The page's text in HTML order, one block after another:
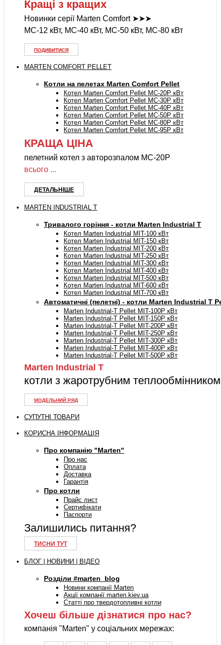
Кращі з кращих
Новинки серії Marten Comfort ➤➤➤
MC-12 кВт, MC-40 кВт, MC-50 кВт, MC-80 кВт
ПОДИВИТИСЯ
MARTEN COMFORT PELLET
Котли на пелетах Marten Comfort Pellet
Котел Marten Comfort Pellet MC-20P кВт
Котел Marten Comfort Pellet MC-30P кВт
Котел Marten Comfort Pellet MC-40P кВт
Котел Marten Comfort Pellet MC-50P кВт
Котел Marten Comfort Pellet MC-80P кВт
Котел Marten Comfort Pellet MC-95P кВт
КРАЩА ЦІНА
пелетний котел з авторозпалом MC-20P
всього ...
ДЕТАЛЬНІШЕ
MARTEN INDUSTRIAL T
Тривалого горіння - котли Marten Industrial Т
Котел Marten Industrial МIT-100 кВт
Котел Marten Industrial МIT-150 кВт
Котел Marten Industrial МIT-200 кВт
Котел Marten Industrial МIT-250 кВт
Котел Marten Industrial МIT-300 кВт
Котел Marten Industrial МIT-400 кВт
Котел Marten Industrial МIT-500 кВт
Котел Marten Industrial МIT-600 кВт
Котел Marten Industrial МIT-700 кВт
Автоматичні (пелетні) - котли Marten Industrial T
Marten Industrial-T Pellet MIT-100P кВт
Marten Industrial-T Pellet MIT-150P кВт
Marten Industrial-T Pellet MIT-200P кВт
Marten Industrial-T Pellet MIT-250P кВт
Marten Industrial-T Pellet MIT-300P кВт
Marten Industrial-T Pellet MIT-400P кВт
Marten Industrial-T Pellet MIT-500P кВт
Marten Industrial Т
котли з жаротрубним теплообмінником
МОДЕЛЬНИЙ РЯД
СУПУТНІ ТОВАРИ
КОРИСНА ІНФОРМАЦІЯ
Про компанію "Marten"
Про нас
Оплата
Доставка
Гарантія
Про котли
Прайс лист
Сертифікати
Паспорти
Залишились питання?
ТИСНИ ТУТ
БЛОГ | НОВИНИ | ВІДЕО
Розділи #marten_blog
Новини компанії Marten
Акції компанії marten.kiev.ua
Статті про твердотопливні котли
Хочеш більше дізнатися про нас?
компанія "Marten" у соціальних мережах: